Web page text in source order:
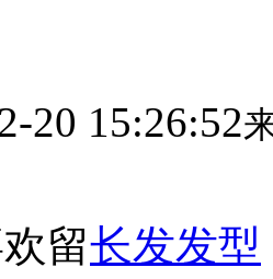
20 15:26:52
留长发发型